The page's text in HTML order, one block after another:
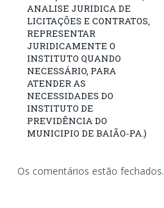
ANALISE JURIDICA DE
LICITAÇÕES E CONTRATOS,
REPRESENTAR
JURIDICAMENTE O
INSTITUTO QUANDO
NECESSÁRIO, PARA
ATENDER AS
NECESSIDADES DO
INSTITUTO DE
PREVIDÊNCIA DO
MUNICIPIO DE BAIÃO-PA.)
Os comentários estão fechados.